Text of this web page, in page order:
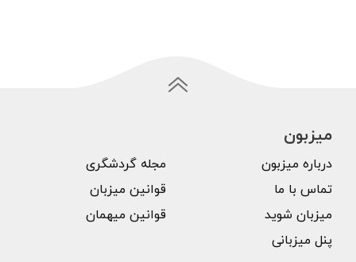
میزبون
درباره میزبون
تماس با ما
میزبان شوید
پنل میزبانی
مجله گردشگری
قوانین میزبان
قوانین میهمان